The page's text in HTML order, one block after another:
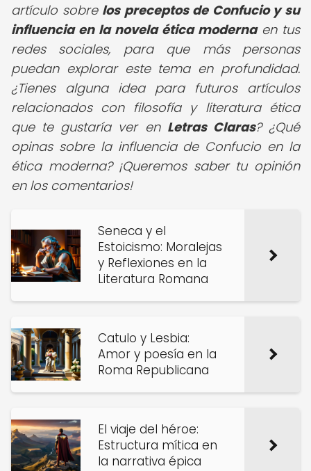
artículo sobre los preceptos de Confucio y su
influencia en la novela ética modernaen tus
redes sociales, para que más personas
puedan explorar este tema en profundidad.
¿Tienes alguna idea para futuros artículos
relacionados con filosofía y literatura ética
que te gustaría ver en Letras Claras? ¿Qué
opinas sobre la influencia de Confucio en la
ética moderna? ¡Queremos saber tu opinión
en los comentarios!
Seneca y el
Estoicismo: Moralejas
y Reflexiones en la
Literatura Romana
Catulo y Lesbia:
Amor y poesía en la
Roma Republicana
El viaje del héroe:
Estructura mítica en
la narrativa épica